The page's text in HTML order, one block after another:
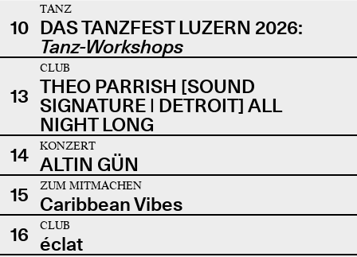
10
TANZ
DAS TANZFEST LUZERN 2026:
Tanz-Workshops
13
CLUB
THEO PARRISH [SOUND
SIGNATURE | DETROIT] ALL
NIGHT LONG
14
KONZERT
ALTIN GÜN
15
ZUM MITMACHEN
Caribbean Vibes
16
CLUB
éclat